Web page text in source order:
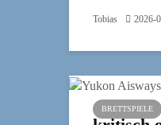
Tobias 2026-
BRETTSPIELE